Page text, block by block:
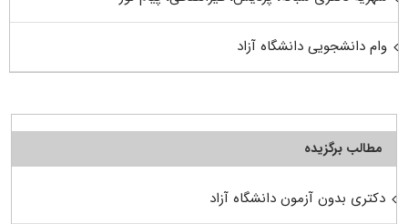
وام دانشجویی دانشگاه آزاد
مطالب برگزیده
دکتری بدون آزمون دانشگاه آزاد